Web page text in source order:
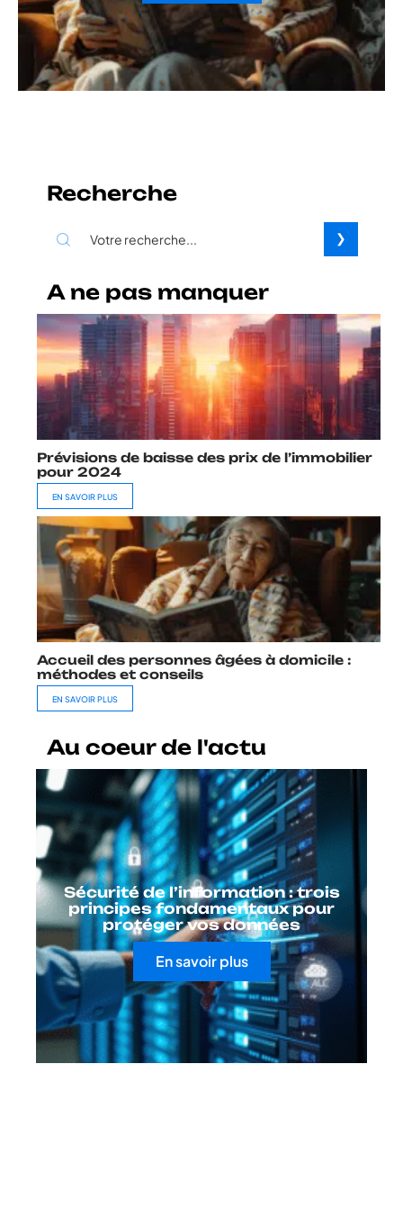
Recherche
A ne pas manquer
Prévisions de baisse des prix de l’immobilier
pour 2024
EN SAVOIR PLUS
Accueil des personnes âgées à domicile :
méthodes et conseils
EN SAVOIR PLUS
Au coeur de l'actu
Sécurité de l’information : trois
principes fondamentaux pour
protéger vos données
En savoir plus